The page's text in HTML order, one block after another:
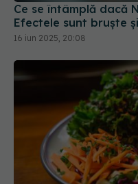
16 iun 2025, 20:08